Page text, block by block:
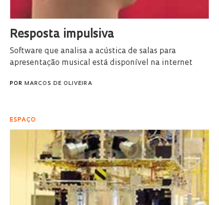
Resposta impulsiva
Software que analisa a acústica de salas para
apresentação musical está disponível na internet
POR MARCOS DE OLIVEIRA
ESPAÇO